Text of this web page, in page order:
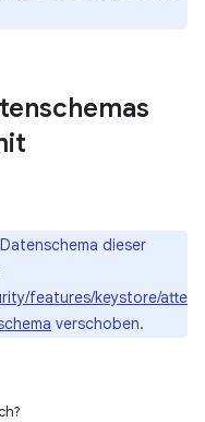
dieser
features/keystore/atte
verschoben.